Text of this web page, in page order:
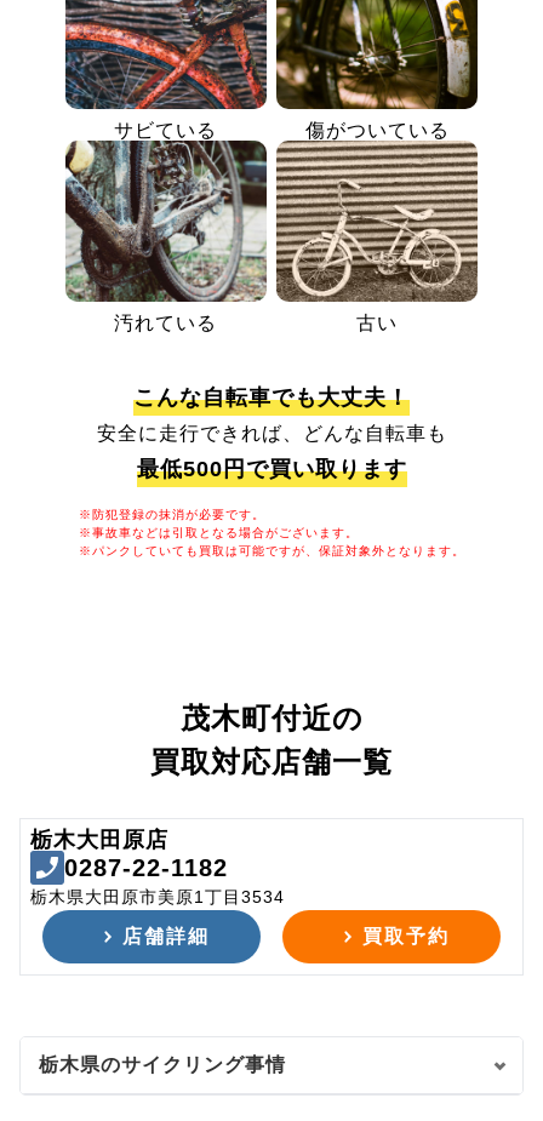
サビている 傷がついている
汚れている 古い
こんな自転車でも大丈夫！
安全に走行できれば、どんな自転車も
最低500円で買い取ります
※防犯登録の抹消が必要です。
※事故車などは引取となる場合がございます。
※パンクしていても買取は可能ですが、保証対象外となります。
茂木町付近の
買取対応店舗一覧
栃木大田原店
0287-22-1182
栃木県大田原市美原1丁目3534
店舗詳細 買取予約
栃木県のサイクリング事情